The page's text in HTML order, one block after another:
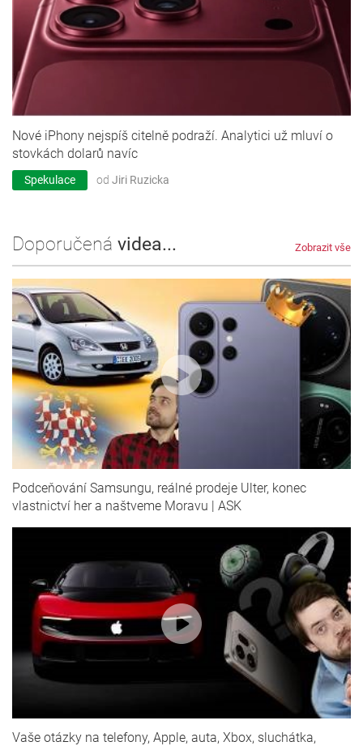
Nové iPhony nejspíš citelně podraží. Analytici už mluví o
stovkách dolarů navíc
Spekulace od Jiri Ruzicka
Doporučená videa... Zobrazit vše
Podceňování Samsungu, reálné prodeje Ulter, konec
vlastnictví her a naštveme Moravu | ASK
Vaše otázky na telefony, Apple, auta, Xbox, sluchátka,